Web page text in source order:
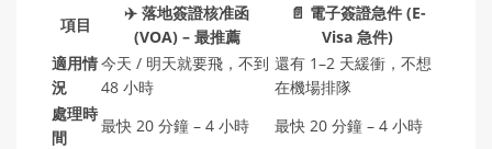
項目
✈️ 落地簽證核准函
(VOA) – 最推薦
📄 電子簽證急件 (E-
Visa 急件)
適用情
況
今天 / 明天就要飛，不到
48 小時
還有 1–2 天緩衝，不想
在機場排隊
處理時
間
最快 20 分鐘 – 4 小時
最快 20 分鐘 – 4 小時